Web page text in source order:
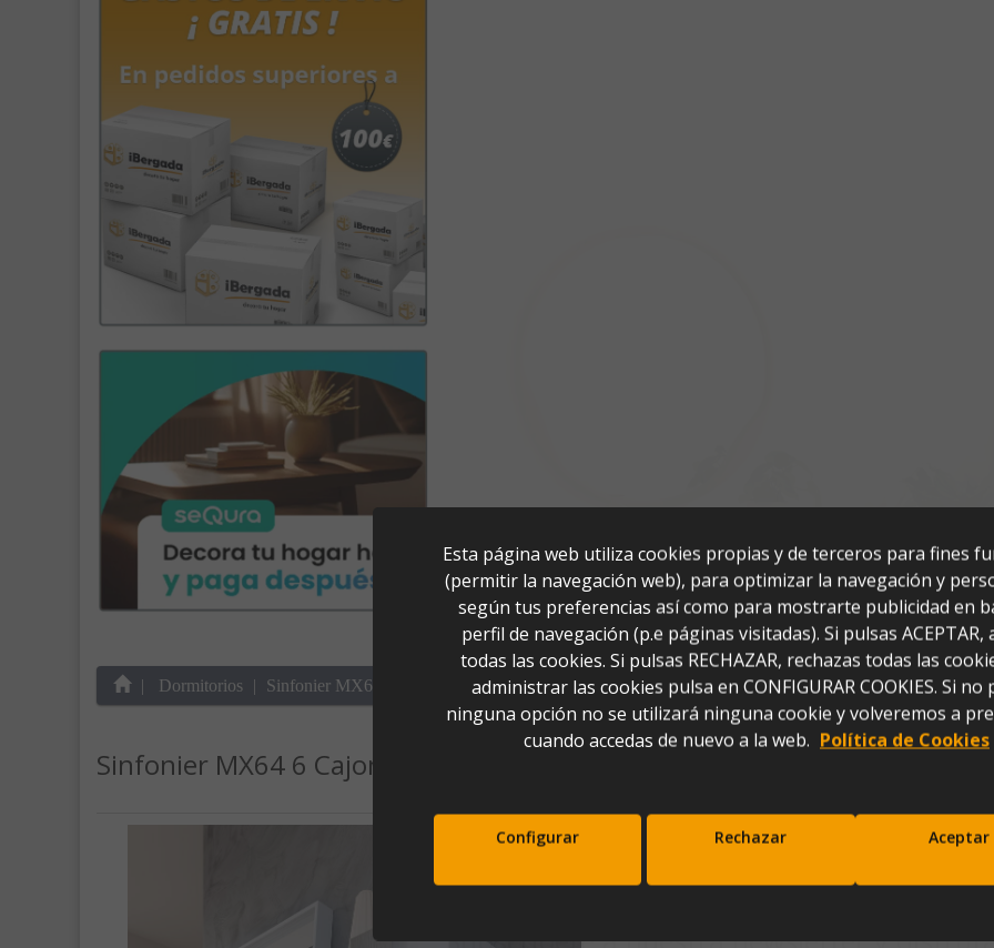
Dormitorios Sinfonier MX64 6 Cajones Blanca/Plata (60x40X124)
Sinfonier MX64 6 Cajones Blanca/Plata (60x40X124)
Subscríbete a nuestra newsletter y
Esta página web utiliza cookies propias y de terceros para fines
(permitir la navegación web), para optimizar la navegación y
según tus preferencias así como para mostrarte publicidad en
perfil de navegación (p.e páginas visitadas). Si pulsas ACEPTAR,
todas las cookies. Si pulsas RECHAZAR, rechazas todas las
administrar las cookies pulsa en CONFIGURAR COOKIES. Si no
ninguna opción no se utilizará ninguna cookie y volveremos a
cuando accedas de nuevo a la web. Política de Cookies
Configurar Rechazar Aceptar